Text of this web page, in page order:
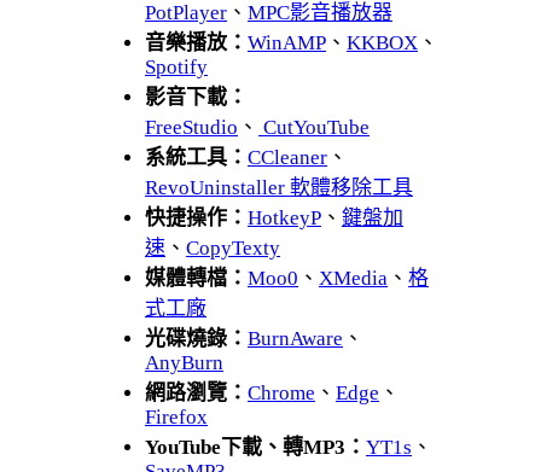
PotPlayer 、 MPC影音播放器
音樂播放： WinAMP 、 KKBOX 、
Spotify
影音下載：
FreeStudio 、 CutYouTube
系統工具： CCleaner 、
RevoUninstaller 軟體移除工具
快捷操作： HotkeyP 、 鍵盤加
速 、 CopyTexty
媒體轉檔： Moo0 、 XMedia 、 格
式工廠
光碟燒錄： BurnAware 、
AnyBurn
網路瀏覽： Chrome 、 Edge 、
Firefox
YouTube下載、轉MP3： YT1s 、